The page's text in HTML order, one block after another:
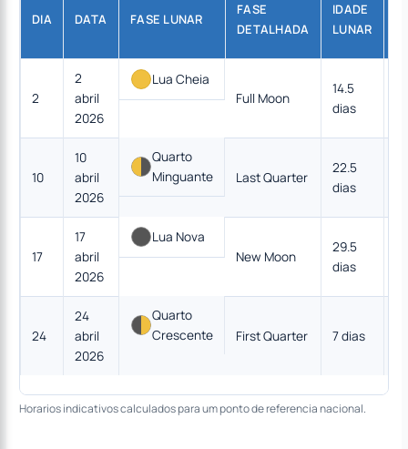
DIA DATA FASE LUNAR
FASE
DETALHADA
IDADE
LUNAR
2
2
abril
2026
Lua Cheia
Full Moon
14.5
dias
10
10
abril
2026
Quarto
Minguante
Last Quarter
22.5
dias
17
17
abril
2026
Lua Nova
New Moon
29.5
dias
24
24
abril
2026
Quarto
Crescente
First Quarter 7 dias
Horarios indicativos calculados para um ponto de referencia nacional.